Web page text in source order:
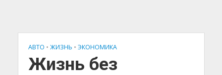
АВТО • ЖИЗНЬ • ЭКОНОМИКА
Жизнь без